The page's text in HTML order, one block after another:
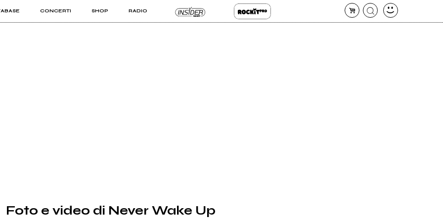
CONCERTI SHOP RADIO
PRO
Foto e video di Never Wake Up